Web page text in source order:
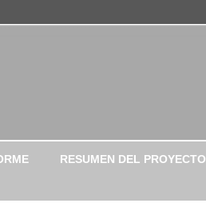
RESUMEN DEL PROYECTO